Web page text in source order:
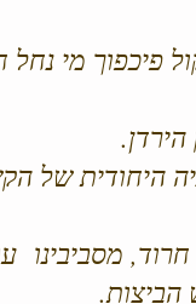
פיכפוך מי
היחודית של
מסביבינו
הביצות.